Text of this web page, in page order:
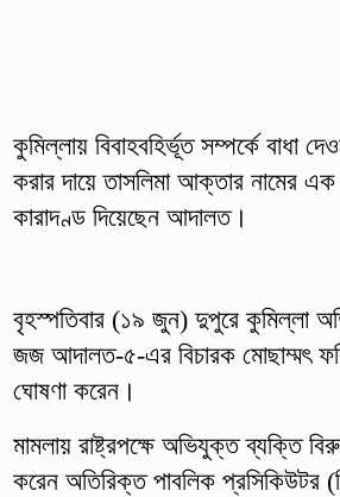
কুমিল্লায় বিবাহবহির্ভূত সম্পর্কে বাধা
করার দায়ে তাসলিমা আক্তার নামের
কারাদণ্ড দিয়েছেন আদালত।
বৃহস্পতিবার (১৯ জুন) দুপুরে কুমিল্লা
জজ আদালত-৫-এর বিচারক মোছাম্মৎ
ঘোষণা করেন।
মামলায় রাষ্ট্রপক্ষে অভিযুক্ত ব্যক্তি
করেন অতিরিক্ত পাবলিক প্রসিকিউটর